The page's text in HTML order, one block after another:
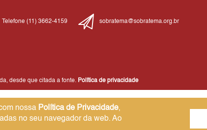
Telefone (11) 3662-4159 sobratema@sobratema.org.br
desde que citada a fonte. Política de privacidade
nossa Política de Privacidade,
no seu navegador da web. Ao